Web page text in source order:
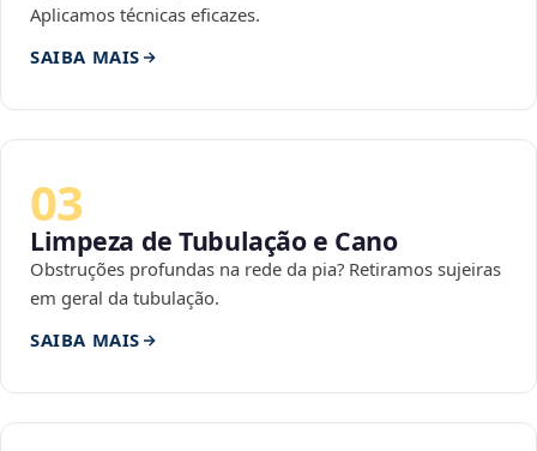
Aplicamos técnicas eficazes.
SAIBA MAIS
03
Limpeza de Tubulação e Cano
Obstruções profundas na rede da pia? Retiramos sujeiras
em geral da tubulação.
SAIBA MAIS